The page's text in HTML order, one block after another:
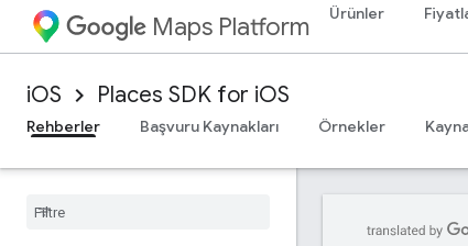
Maps Platform Ürünler
iOS Places SDK for iOS
Rehberler
Başvuru Kaynakları Örnekler